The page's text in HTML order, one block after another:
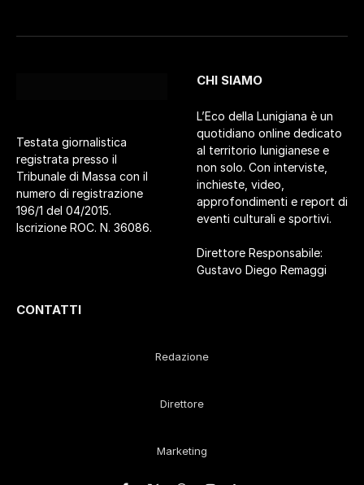
Testata giornalistica
registrata presso il
Tribunale di Massa con il
numero di registrazione
196/1 del 04/2015.
Iscrizione ROC. N. 36086.
CHI SIAMO
L’Eco della Lunigiana è un
quotidiano online dedicato
al territorio lunigianese e
non solo. Con interviste,
inchieste, video,
approfondimenti e report di
eventi culturali e sportivi.
Direttore Responsabile:
Gustavo Diego Remaggi
CONTATTI
Redazione
Direttore
Marketing